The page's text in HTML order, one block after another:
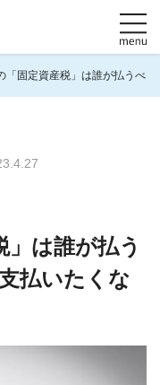
「固定資産税」は誰が払うべ
」は誰が払う
払いたくな